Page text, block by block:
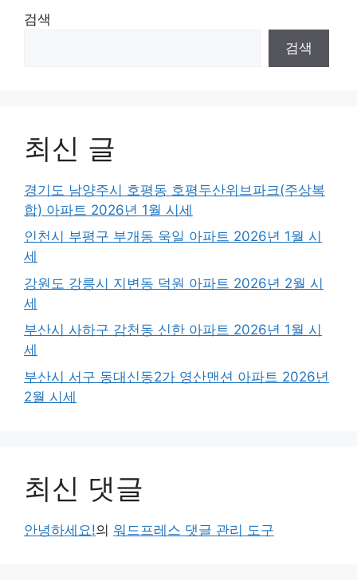
검색
검색
최신 글
경기도 남양주시 호평동 호평두산위브파크(주상복
합) 아파트 2026년 1월 시세
인천시 부평구 부개동 욱일 아파트 2026년 1월 시
세
강원도 강릉시 지변동 덕원 아파트 2026년 2월 시
세
부산시 사하구 감천동 신한 아파트 2026년 1월 시
세
부산시 서구 동대신동2가 영산맨션 아파트 2026년
2월 시세
최신 댓글
안녕하세요!의 워드프레스 댓글 관리 도구